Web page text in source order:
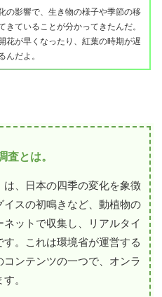
の影響で、生き物の様子や季節の移
きていることが分かってきたんだ。
花が早くなったり、紅葉の時期が遅
んだよ。
査とは。
は、日本の四季の変化を象徴
スの初鳴きなど、動植物の
ットで収集し、リアルタイ
。これは環境省が運営する
ンテンツの一つで、オンラ
。